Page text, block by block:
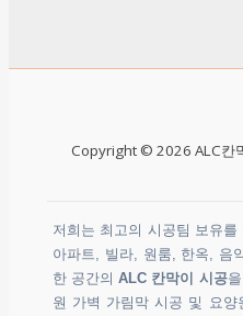
Copyright © 2026 ALC칸
저희는 최고의 시공팀 보유를
아파트, 빌라, 원룸, 한옥, 음
한 공간의ALC 칸막이 시공
원 가벽 가림막 시공 및 요양